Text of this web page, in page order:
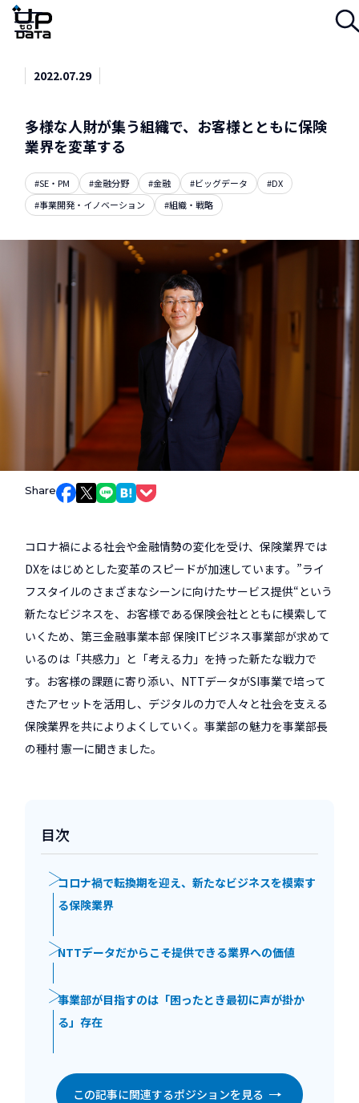
Menu
2022.07.29
多様な人財が集う組織で、お客様とともに保険
業界を変革する
#SE・PM #金融分野 #金融 #ビッグデータ
#DX
#事業開発・イノベーション
#組織・戦略
Share Facebookでシェア
Xでシェア
LINEでシェア
はてなブックマークでシェア
コロナ禍による社会や金融情勢の変化を受け、保険業界では
DXをはじめとした変革のスピードが加速しています。”ライ
フスタイルのさまざまなシーンに向けたサービス提供“という
新たなビジネスを、お客様である保険会社とともに模索して
いくため、第三金融事業本部 保険ITビジネス事業部が求めて
いるのは「共感力」と「考える力」を持った新たな戦力で
す。お客様の課題に寄り添い、NTTデータがSI事業で培って
きたアセットを活用し、デジタルの力で人々と社会を支える
保険業界を共によりよくしていく。事業部の魅力を事業部長
の種村 憲一に聞きました。
目次
コロナ禍で転換期を迎え、新たなビジネスを模索す
る保険業界
NTTデータだからこそ提供できる業界への価値
事業部が目指すのは「困ったとき最初に声が掛か
る」存在
この記事に関連するポジションを見る